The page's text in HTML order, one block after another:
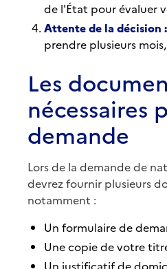
de l'État pour évaluer
Attente de la décision :
prendre plusieurs
Les
nécessaires
demande
Lors de la demande de
devrez fournir plusieurs
notamment :
Un formulaire de
Une copie de votre
Un justificatif de